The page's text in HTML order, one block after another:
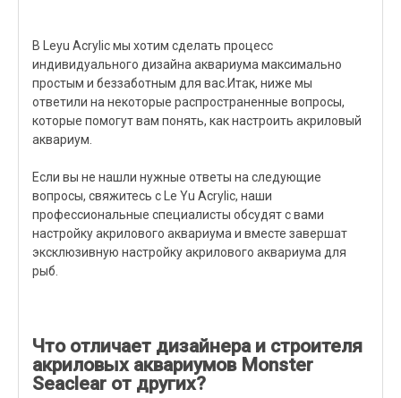
В Leyu Acrylic мы хотим сделать процесс
индивидуального дизайна аквариума максимально
простым и беззаботным для вас.Итак, ниже мы
ответили на некоторые распространенные вопросы,
которые помогут вам понять, как настроить акриловый
аквариум.
Если вы не нашли нужные ответы на следующие
вопросы, свяжитесь с Le Yu Acrylic, наши
профессиональные специалисты обсудят с вами
настройку акрилового аквариума и вместе завершат
эксклюзивную настройку акрилового аквариума для
рыб.
Что отличает дизайнера и строителя
акриловых аквариумов Monster
Seaclear от других?